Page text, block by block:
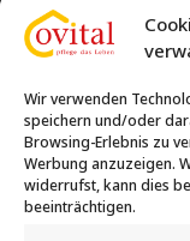
Wir verwenden
speichern und/oder
Browsing-Erlebnis zu
Werbung anzuzeigen.
widerrufst, kann dies
beeinträchtigen.
ovital